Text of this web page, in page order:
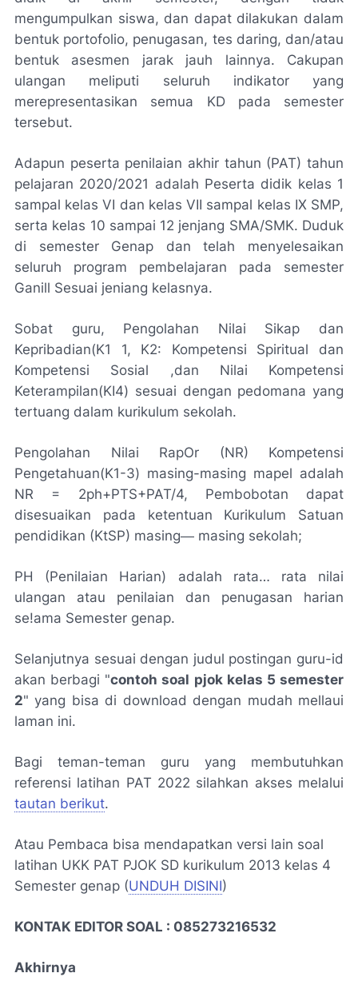
mengumpulkan siswa, dan dapat dilakukan dalam
bentuk portofolio, penugasan, tes daring, dan/atau
bentuk asesmen jarak jauh lainnya. Cakupan
ulangan meliputi seluruh indikator yang
merepresentasikan semua KD pada semester
tersebut.
Adapun peserta penilaian akhir tahun (PAT) tahun
pelajaran 2020/2021 adalah Peserta didik kelas 1
sampal kelas VI dan kelas VII sampal kelas IX SMP,
serta kelas 10 sampai 12 jenjang SMA/SMK. Duduk
di semester Genap dan telah menyelesaikan
seluruh program pembelajaran pada semester
Ganill Sesuai jeniang kelasnya.
Sobat guru, Pengolahan Nilai Sikap dan
Kepribadian(K1 1, K2: Kompetensi Spiritual dan
Kompetensi Sosial ,dan Nilai Kompetensi
Keterampilan(KI4) sesuai dengan pedomana yang
tertuang dalam kurikulum sekolah.
Pengolahan Nilai RapOr (NR) Kompetensi
Pengetahuan(K1-3) masing-masing mapel adalah
NR = 2ph+PTS+PAT/4, Pembobotan dapat
disesuaikan pada ketentuan Kurikulum Satuan
pendidikan (KtSP) masing― masing sekolah;
PH (Penilaian Harian) adalah rata… rata nilai
ulangan atau penilaian dan penugasan harian
se!ama Semester genap.
Selanjutnya sesuai dengan judul postingan guru-id
akan berbagi "contoh soal pjok kelas 5 semester
2" yang bisa di download dengan mudah mellaui
laman ini.
Bagi teman-teman guru yang membutuhkan
referensi latihan PAT 2022 silahkan akses melalui
tautan berikut.
Atau Pembaca bisa mendapatkan versi lain soal
latihan UKK PAT PJOK SD kurikulum 2013 kelas 4
Semester genap (UNDUH DISINI)
KONTAK EDITOR SOAL : 085273216532
Akhirnya